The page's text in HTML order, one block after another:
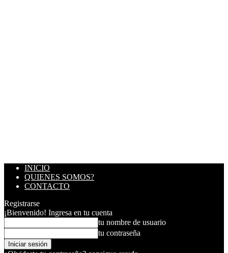
INICIO
QUIENES SOMOS?
CONTACTO
Registrarse
¡Bienvenido! Ingresa en tu cuenta
tu nombre de usuario
tu contraseña